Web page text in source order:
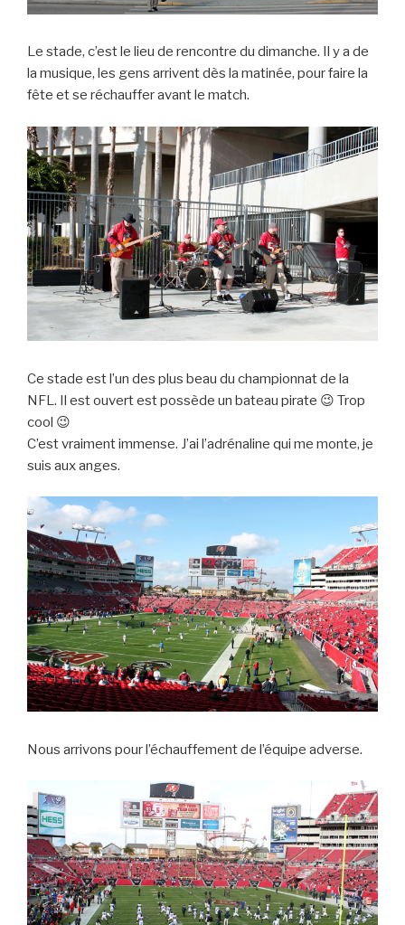
Le stade, c’est le lieu de rencontre du dimanche. Il y a de
la musique, les gens arrivent dès la matinée, pour faire la
fête et se réchauffer avant le match.
Ce stade est l’un des plus beau du championnat de la
NFL. Il est ouvert est possède un bateau pirate 😉 Trop
cool 😉
C’est vraiment immense. J’ai l’adrénaline qui me monte, je
suis aux anges.
Nous arrivons pour l’échauffement de l’équipe adverse.